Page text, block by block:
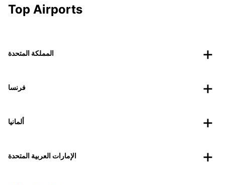
Top Airports
المملكة المتحدة
فرنسا
ألمانيا
الإمارات العربية المتحدة